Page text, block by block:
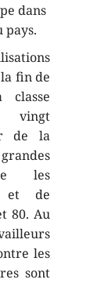
dans
pays.
fin de
vingt
de la
les
et de
80. Au
les
sont